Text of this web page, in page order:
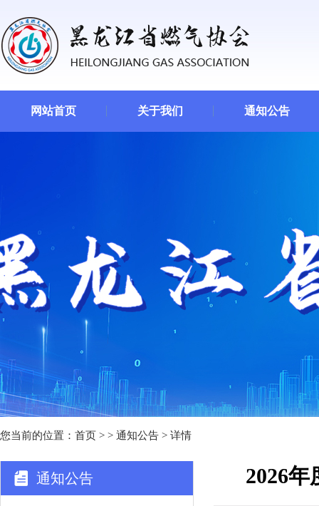
网站首页 关于我们 通知公告
您当前的位置： 首页 > > 通知公告 > 详情
通知公告 2026